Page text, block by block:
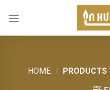
HOME / PRODUCTS